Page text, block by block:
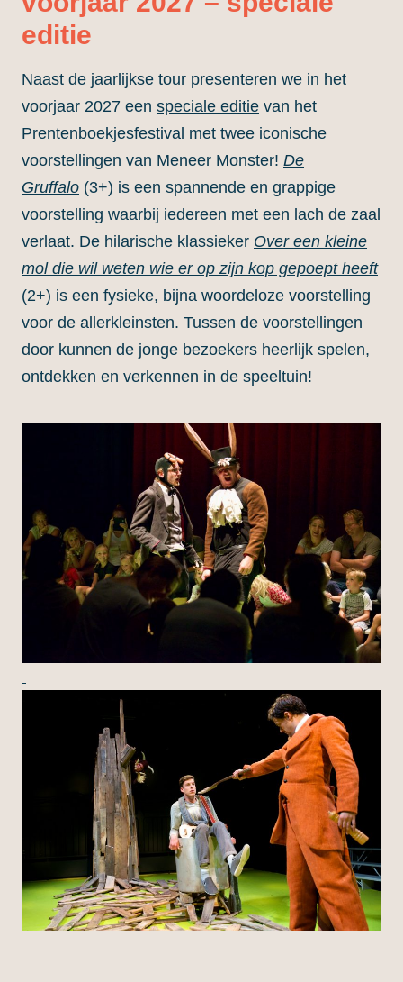
editie
Naast de jaarlijkse tour presenteren we in het
voorjaar 2027 een speciale editie van het
Prentenboekjesfestival met twee iconische
voorstellingen van Meneer Monster! De
Gruffalo (3+) is een spannende en grappige
voorstelling waarbij iedereen met een lach de zaal
verlaat. De hilarische klassieker Over een kleine
mol die wil weten wie er op zijn kop gepoept heeft
(2+) is een fysieke, bijna woordeloze voorstelling
voor de allerkleinsten. Tussen de voorstellingen
door kunnen de jonge bezoekers heerlijk spelen,
ontdekken en verkennen in de speeltuin!